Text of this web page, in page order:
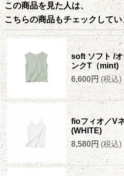
この商品を見た人は、
こちらの商品もチェックして
soft ソフト /
ンクT（mint)
6,600円 (税込)
fioフィオ／V
(WHITE)
8,580円 (税込)